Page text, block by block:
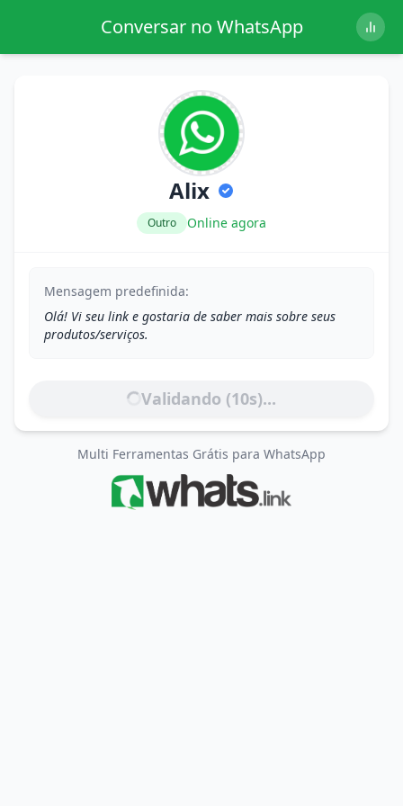
Conversar no WhatsApp
Alix
Outro Online agora
Mensagem predefinida:
Olá! Vi seu link e gostaria de saber mais sobre seus
produtos/serviços.
Validando (10s)...
Multi Ferramentas Grátis para WhatsApp